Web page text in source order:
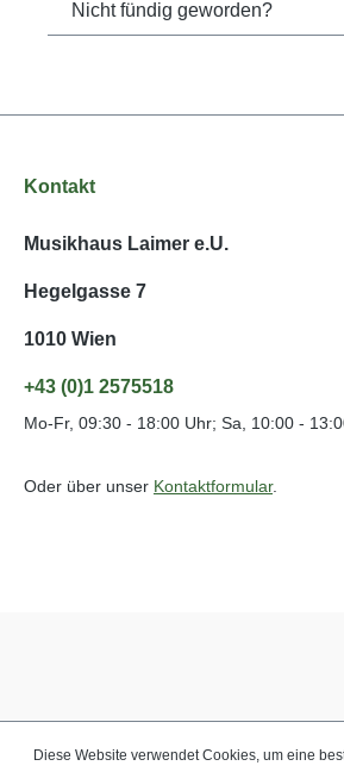
Nicht fündig geworden?
Kontakt
Musikhaus Laimer e.U.
Hegelgasse 7
1010 Wien
+43 (0)1 2575518
Mo-Fr, 09:30 - 18:00 Uhr; Sa, 10:00 -
Oder über unser Kontaktformular.
Diese Website verwendet Cookies, um eine